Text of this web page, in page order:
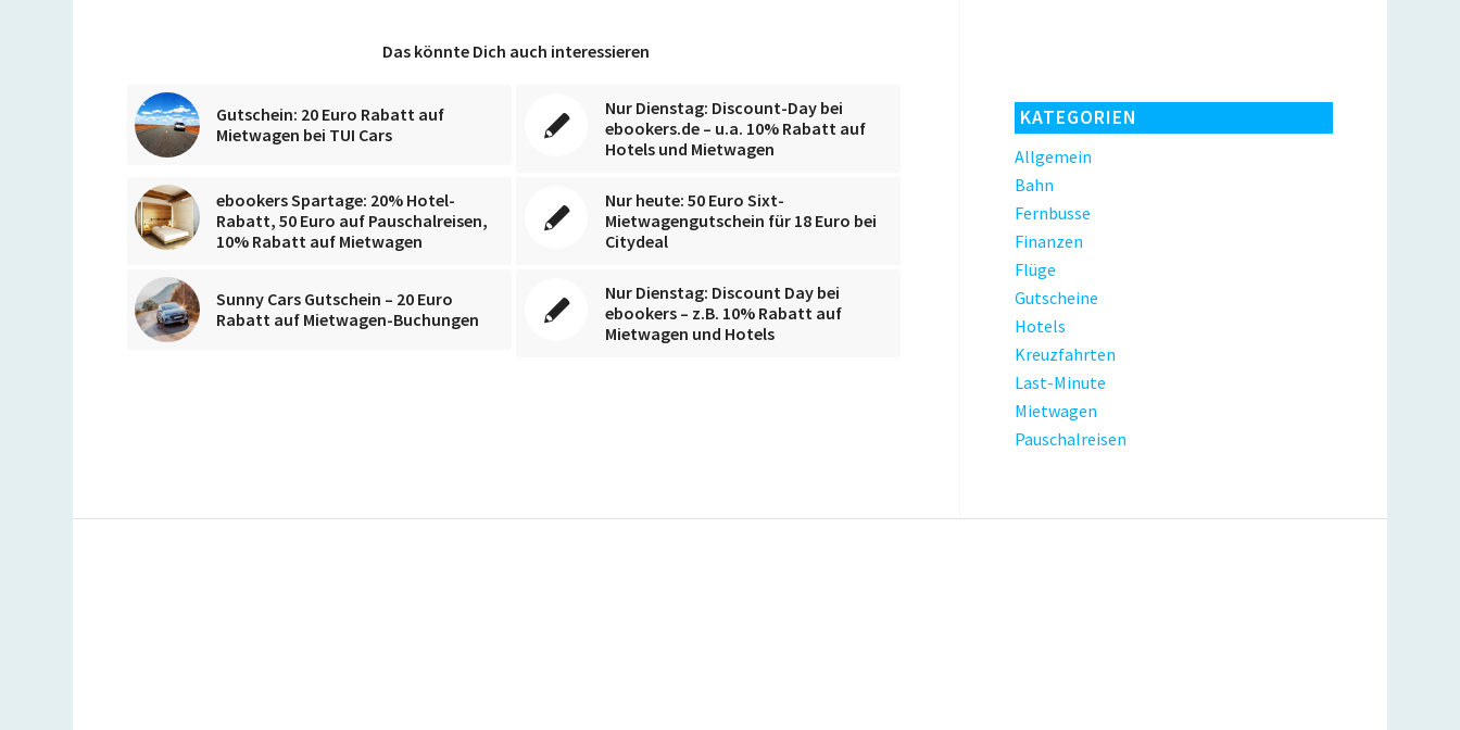
Das könnte Dich auch interessieren
Gutschein: 20 Euro Rabatt auf
Mietwagen bei TUI Cars
Nur Dienstag: Discount-Day bei
ebookers.de – u.a. 10% Rabatt auf
Hotels und Mietwagen
ebookers Spartage: 20% Hotel-
Rabatt, 50 Euro auf Pauschalreisen,
10% Rabatt auf Mietwagen
Nur heute: 50 Euro Sixt-
Mietwagengutschein für 18 Euro bei
Citydeal
Sunny Cars Gutschein – 20 Euro
Rabatt auf Mietwagen-Buchungen
Nur Dienstag: Discount Day bei
ebookers – z.B. 10% Rabatt auf
Mietwagen und Hotels
KATEGORIEN
Allgemein
Bahn
Fernbusse
Finanzen
Flüge
Gutscheine
Hotels
Kreuzfahrten
Last-Minute
Mietwagen
Pauschalreisen